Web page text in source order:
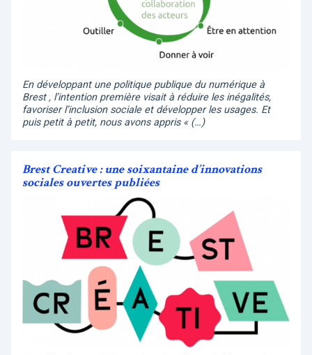
En développant une politique publique du numérique à
Brest , l’intention première visait à réduire les inégalités,
favoriser l’inclusion sociale et développer les usages. Et
puis petit à petit, nous avons appris « (…)
Brest Creative : une soixantaine d’innovations
sociales ouvertes publiées